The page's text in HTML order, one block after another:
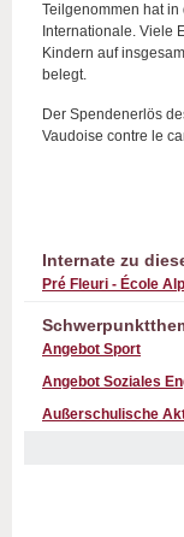
Teilgenommen hat
Internationale. Viele
Kindern auf
belegt.
Der Spendenerlös
Vaudoise contre le
Internate zu
Pré Fleuri - École
Angebot Sport
Angebot Soziales
Außerschulische